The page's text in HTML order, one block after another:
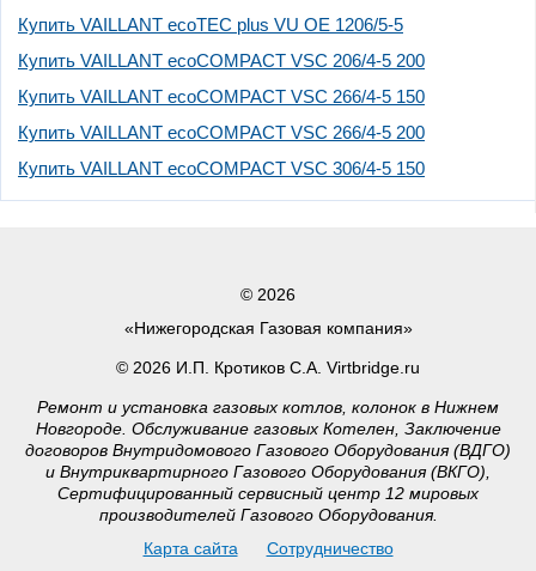
Купить VAILLANT ecoTEC plus VU OE 1206/5-5
Купить VAILLANT ecoCOMPACT VSC 206/4-5 200
Купить VAILLANT ecoCOMPACT VSC 266/4-5 150
Купить VAILLANT ecoCOMPACT VSC 266/4-5 200
Купить VAILLANT ecoCOMPACT VSC 306/4-5 150
© 2026
«Нижегородская Газовая компания»
© 2026 И.П. Кротиков С.А. Virtbridge.ru
Ремонт и установка газовых котлов, колонок в Нижнем
Новгороде. Обслуживание газовых Котелен, Заключение
договоров Внутридомового Газового Оборудования (ВДГО)
и Внутриквартирного Газового Оборудования (ВКГО),
Сертифицированный сервисный центр 12 мировых
производителей Газового Оборудования.
Карта сайта
Сотрудничество